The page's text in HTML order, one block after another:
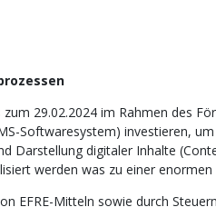
29.02.2024 im Rahmen des
Softwaresystem) investieren,
Darstellung digitaler Inhalte
werden was zu einer
EFRE-Mitteln sowie durch